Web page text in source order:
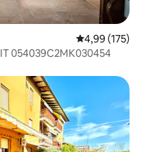
4,99 de uma
4,99 (175)
054039C2MK030454
hóspedes